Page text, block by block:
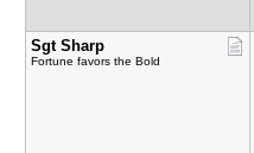
Sgt Sharp
Fortune favors the Bold